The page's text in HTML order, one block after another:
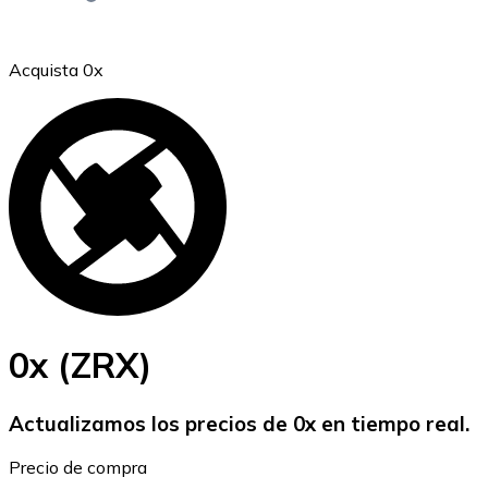
Bitcoin
BTC
Ethereum
Acquista 0x
0x (ZRX)
Actualizamos los precios de 0x en tiempo real.
Precio de compra